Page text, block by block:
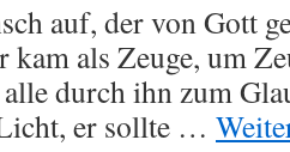
auf, der von Gott
kam als Zeuge, um
durch ihn zum
er sollte …